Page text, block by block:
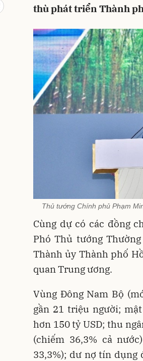
thù phát triển Thành
Thủ tướng Chính phủ Phạm
Cùng dự có các đồng
Phó Thủ tướng
Thành ủy Thành phố
quan Trung ương.
Vùng Đông Nam Bộ
gần 21 triệu người;
hơn 150 tỷ USD; thu
(chiếm 36,3% cả
33,3%); dư nợ tín dụng